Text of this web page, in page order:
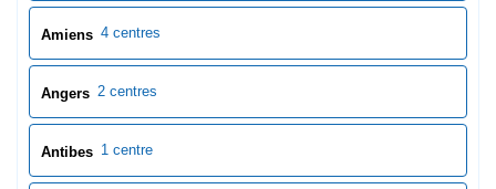
Amiens 4 centres
Angers 2 centres
Antibes 1 centre